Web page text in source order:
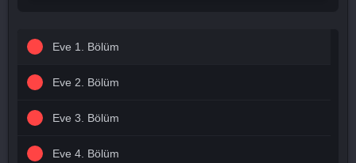
Eve 1. Bölüm
Eve 2. Bölüm
Eve 3. Bölüm
Eve 4. Bölüm